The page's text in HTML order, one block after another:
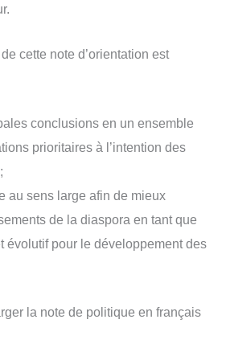
cette note d’orientation est
conclusions en un ensemble
prioritaires à l’intention des
au sens large afin de mieux
de la diaspora en tant que
évolutif pour le développement des
la note de politique en français